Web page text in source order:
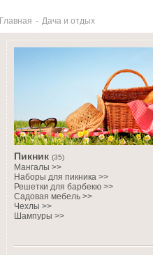
Главная - Дача и отдых
Пикник (35)
Мангалы >>
Наборы для пикника >>
Решетки для барбекю >>
Садовая мебель >>
Чехлы >>
Шампуры >>